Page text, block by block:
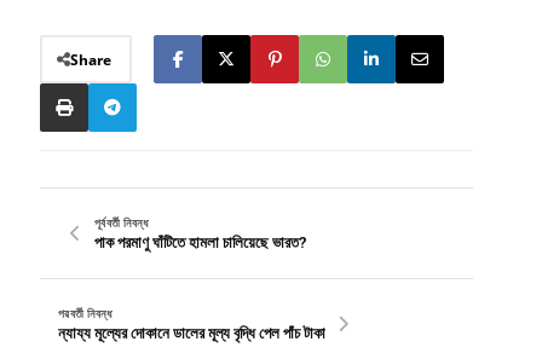
Share
পূর্ববর্তী নিবন্ধ
পাক পরমাণু ঘাঁটিতে হামলা চালিয়েছে ভারত?
পরবর্তী নিবন্ধ
ন্যায্য মূল্যের দোকানে ডালের মূল্য বৃদ্ধি পেল পাঁচ টাকা